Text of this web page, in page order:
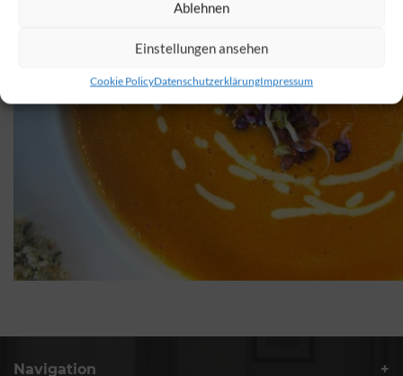
Ablehnen
Einstellungen ansehen
Cookie PolicyDatenschutzerklärungImpressum
Navigation